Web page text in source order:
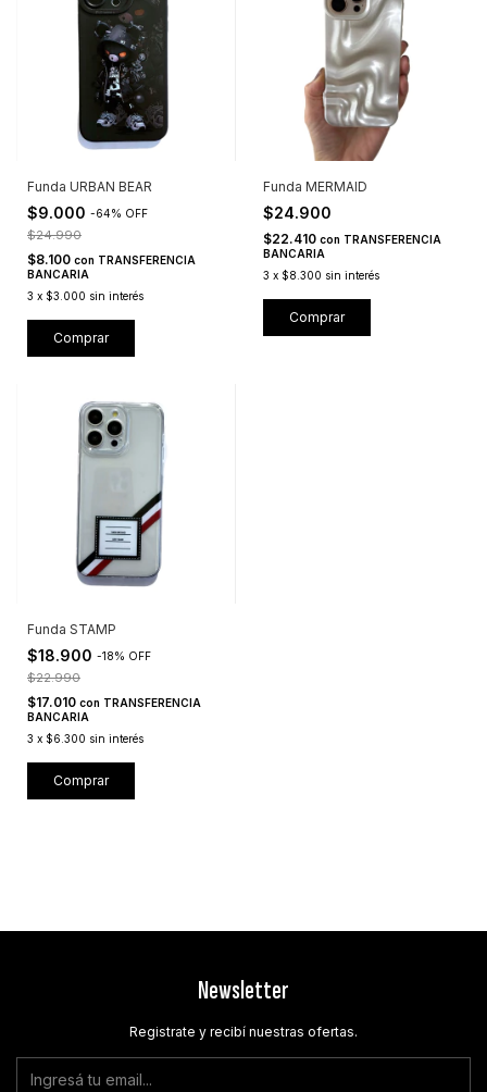
Funda URBAN BEAR
$9.000 -64% OFF
$24.990
$8.100 con TRANSFERENCIA
BANCARIA
3 x $3.000 sin interés
Comprar
Funda MERMAID
$24.900
$22.410 con TRANSFERENCIA
BANCARIA
3 x $8.300 sin interés
Comprar
Funda STAMP
$18.900 -18% OFF
$22.990
$17.010 con TRANSFERENCIA
BANCARIA
3 x $6.300 sin interés
Comprar
Newsletter
Registrate y recibí nuestras ofertas.